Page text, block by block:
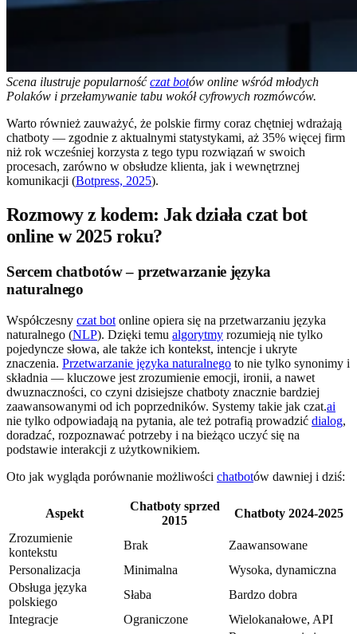
Scena ilustruje popularnośćczat botów online wśród młodych
Polaków i przełamywanie tabu wokół cyfrowych rozmówców.
Warto również zauważyć, że polskie firmy coraz chętniej wdrażają
chatboty — zgodnie z aktualnymi statystykami, aż 35% więcej firm
niż rok wcześniej korzysta z tego typu rozwiązań w swoich
procesach, zarówno w obsłudze klienta, jak i wewnętrznej
komunikacji (Botpress, 2025).
Rozmowy z kodem: Jak działa czat bot
online w 2025 roku?
Sercem chatbotów – przetwarzanie języka
naturalnego
Współczesny czat bot online opiera się na przetwarzaniu języka
naturalnego (NLP). Dzięki temu algorytmy rozumieją nie tylko
pojedyncze słowa, ale także ich kontekst, intencje i ukryte
znaczenia. Przetwarzanie języka naturalnego to nie tylko synonimy i
składnia — kluczowe jest zrozumienie emocji, ironii, a nawet
dwuznaczności, co czyni dzisiejsze chatboty znacznie bardziej
zaawansowanymi od ich poprzedników. Systemy takie jak czat.ai
nie tylko odpowiadają na pytania, ale też potrafią prowadzić dialog,
doradzać, rozpoznawać potrzeby i na bieżąco uczyć się na
podstawie interakcji z użytkownikiem.
Oto jak wygląda porównanie możliwości chatbotów dawniej i dziś:
Aspekt
Chatboty sprzed
2015
Chatboty 2024-2025
Zrozumienie
kontekstu
Brak
Zaawansowane
Personalizacja
Minimalna
Wysoka, dynamiczna
Obsługa języka
polskiego
Słaba
Bardzo dobra
Integracje
Ograniczone
Wielokanałowe, API